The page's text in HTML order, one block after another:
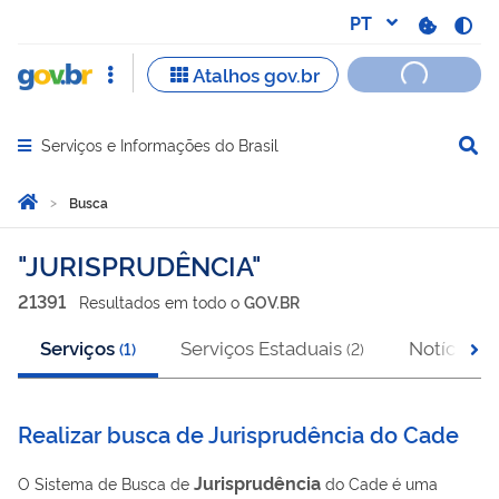
Abrir menu principal de navegação
Serviços e Informações do Brasil
Você está aqui:
Página Inicial
Busca
Busca
JURISPRUDÊNCIA
21391 Resultados em todo o GOV.BR
Serviços (1) Serviços Estaduais (2) Notícias
Realizar busca de Jurisprudência do Cade
O Sistema de Busca de Jurisprudência do Cade é uma